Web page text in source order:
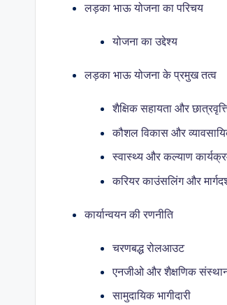
लड़का भाऊ योजना का परिचय
योजना का उद्देश्य
लड़का भाऊ योजना के प्रमुख तत्व
शैक्षिक सहायता और
कौशल विकास और
स्वास्थ्य और कल्याण
करियर काउंसलिंग और
कार्यान्वयन की रणनीति
चरणबद्ध रोलआउट
एनजीओ और शैक्षणिक
सामुदायिक भागीदारी